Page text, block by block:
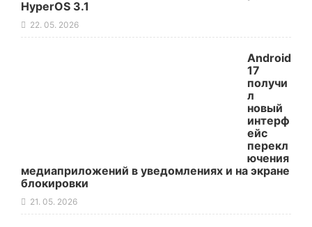
HyperOS 3.1
22. 05. 2026
Android
17
получи
л
новый
интерф
ейс
перекл
ючения
медиаприложений в уведомлениях и на экране
блокировки
21. 05. 2026